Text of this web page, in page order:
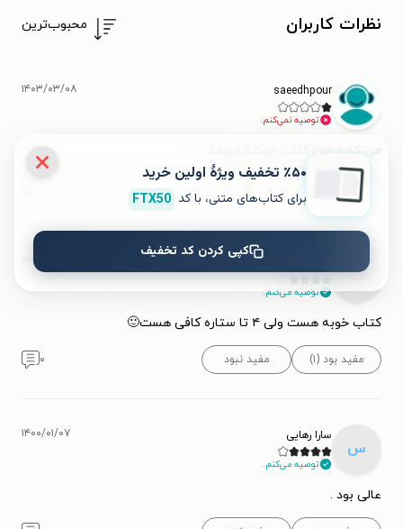
نظرات کاربران محبوب‌ترین
saeedhpour
توصیه نمی‌کنم.
۱۴۰۳/۰۳/۰۸
من که از این کتاب خوشم نیومد
مفید بود (۱)
ف
توصیه می‌کنم.
۱۳۹۹/۱۰/۲۲
کتاب خوبه هست ولی ۴ تا ستاره کافی هست🙂
مفید بود (۱) مفید نبود ۰
س
سارا رهایی
توصیه می‌کنم.
۱۴۰۰/۰۱/۰۷
عالی بود .
٪۵۰ تخفیف ویژۀ اولین خرید
برای کتاب‌های متنی، با کد FTX50
کپی کردن کد تخفیف